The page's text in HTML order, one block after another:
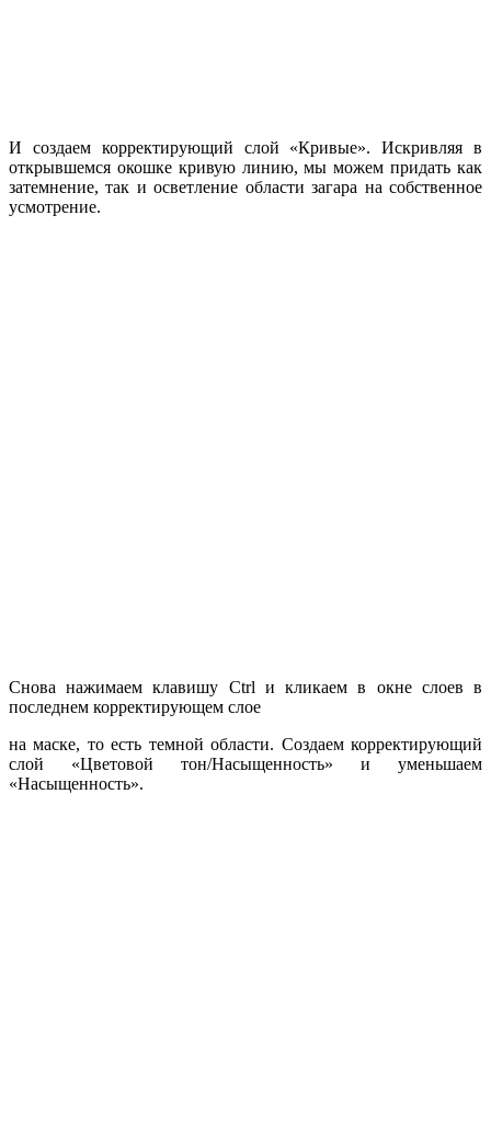
И создаем корректирующий слой «Кривые». Искривляя в
открывшемся окошке кривую линию, мы можем придать как
затемнение, так и осветление области загара на собственное
усмотрение.
Снова нажимаем клавишу Ctrl и кликаем в окне слоев в
последнем корректирующем слое
на маске, то есть темной области. Создаем корректирующий
слой «Цветовой тон/Насыщенность» и уменьшаем
«Насыщенность».